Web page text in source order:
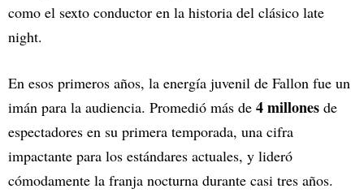
como el sexto conductor en la historia del clásico late
night.
En esos primeros años, la energía juvenil de Fallon fue un
imán para la audiencia. Promedió más de 4 millones de
espectadores en su primera temporada, una cifra
impactante para los estándares actuales, y lideró
cómodamente la franja nocturna durante casi tres años.